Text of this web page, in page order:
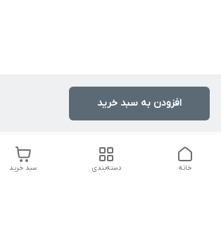
افزودن به سبد خرید
سبد خرید دسته‌بندی خانه